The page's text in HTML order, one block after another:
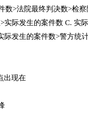
>法院最终判决数>检察
际发生的案件数 C. 实
发生的案件数>警方统
出现在